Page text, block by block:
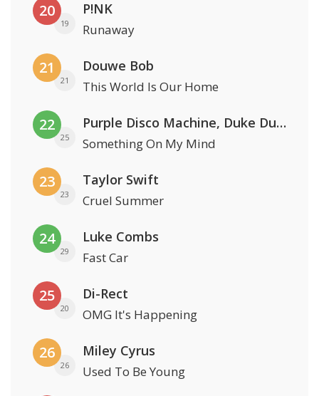
20
19
P!NK
Runaway
21
21
Douwe Bob
This World Is Our Home
22
25
Purple Disco Machine, Duke Dumont & Nothing But Thieves
Something On My Mind
23
23
Taylor Swift
Cruel Summer
24
29
Luke Combs
Fast Car
25
20
Di-Rect
OMG It's Happening
26
26
Miley Cyrus
Used To Be Young